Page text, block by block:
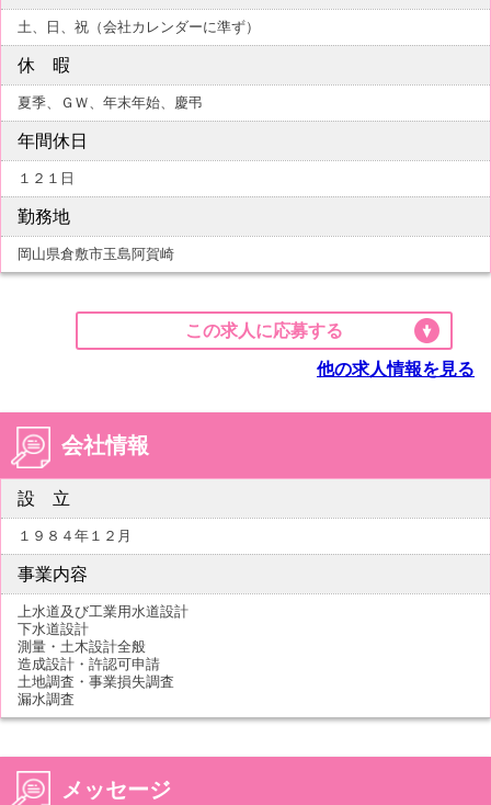
土、日、祝（会社カレンダーに準ず）
休 暇
夏季、ＧＷ、年末年始、慶弔
年間休日
１２１日
勤務地
岡山県倉敷市玉島阿賀崎
この求人に応募する
他の求人情報を見る
会社情報
設 立
１９８４年１２月
事業内容
上水道及び工業用水道設計
下水道設計
測量・土木設計全般
造成設計・許認可申請
土地調査・事業損失調査
漏水調査
メッセージ